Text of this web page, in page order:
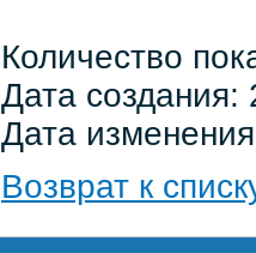
Количество
Дата
Дата
Возврат к